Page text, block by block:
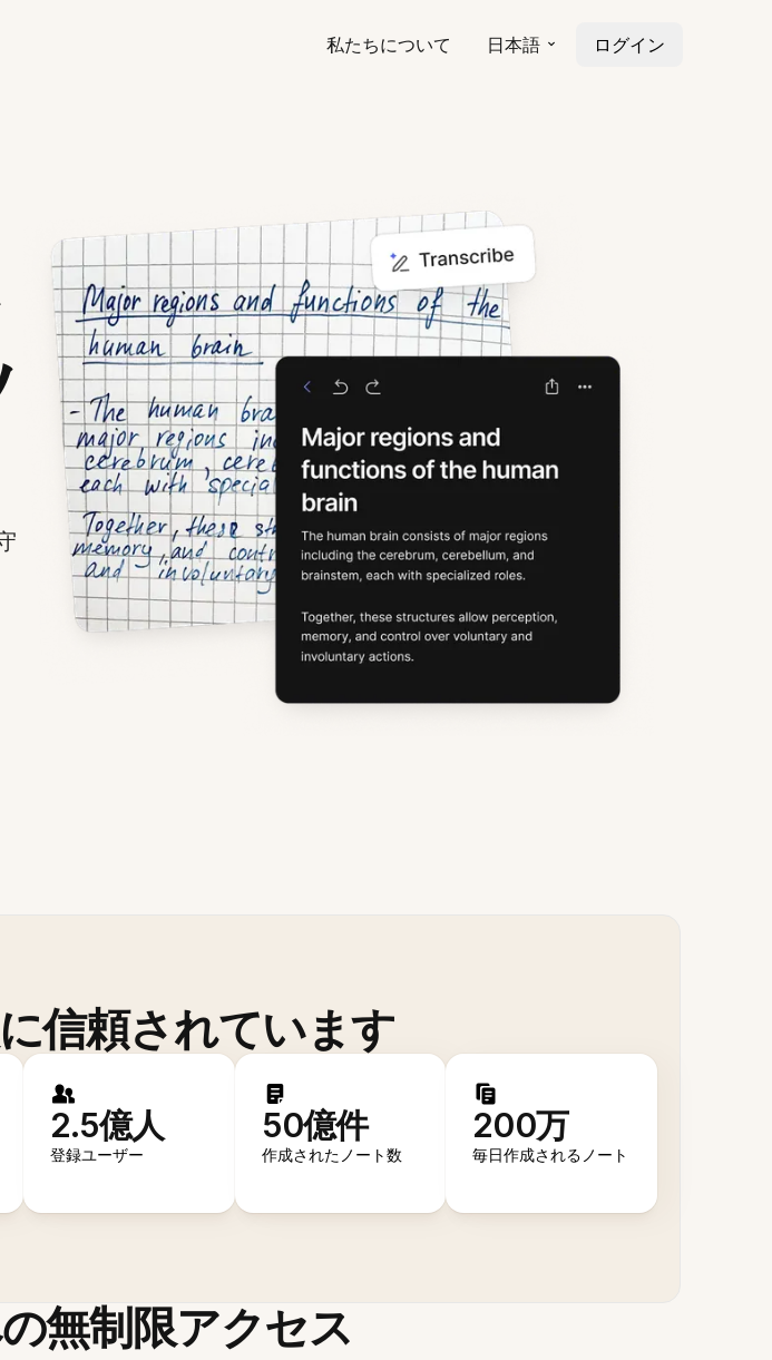
私たちについて 日本語 ログイン
信頼されています
2.5億人
登録ユーザー
50億件
作成されたノート数
200万
毎日作成されるノート
無制限アクセス